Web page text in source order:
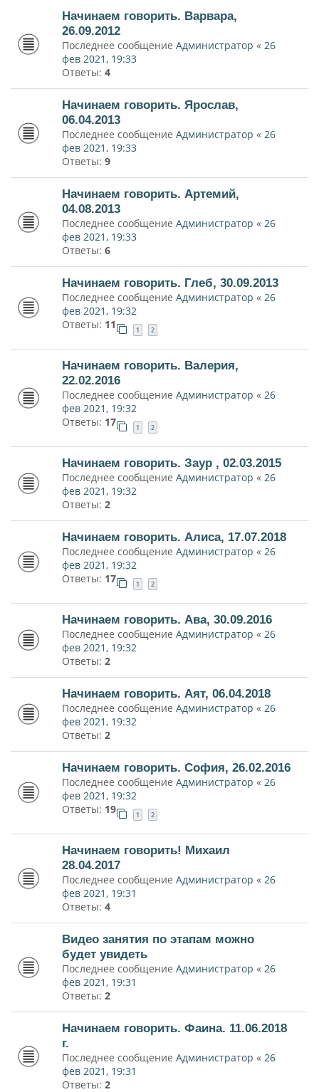
Начинаем говорить. Варвара,
26.09.2012
Последнее сообщение Администратор « 26
фев 2021, 19:33
Ответы: 4
Начинаем говорить. Ярослав,
06.04.2013
Последнее сообщение Администратор « 26
фев 2021, 19:33
Ответы: 9
Начинаем говорить. Артемий,
04.08.2013
Последнее сообщение Администратор « 26
фев 2021, 19:33
Ответы: 6
Начинаем говорить. Глеб, 30.09.2013
Последнее сообщение Администратор « 26
фев 2021, 19:32
Ответы: 11 1 2
Начинаем говорить. Валерия,
22.02.2016
Последнее сообщение Администратор « 26
фев 2021, 19:32
Ответы: 17 1 2
Начинаем говорить. Заур , 02.03.2015
Последнее сообщение Администратор « 26
фев 2021, 19:32
Ответы: 2
Начинаем говорить. Алиса, 17.07.2018
Последнее сообщение Администратор « 26
фев 2021, 19:32
Ответы: 17 1 2
Начинаем говорить. Ава, 30.09.2016
Последнее сообщение Администратор « 26
фев 2021, 19:32
Ответы: 2
Начинаем говорить. Аят, 06.04.2018
Последнее сообщение Администратор « 26
фев 2021, 19:32
Ответы: 2
Начинаем говорить. София, 26.02.2016
Последнее сообщение Администратор « 26
фев 2021, 19:32
Ответы: 19 1 2
Начинаем говорить! Михаил
28.04.2017
Последнее сообщение Администратор « 26
фев 2021, 19:31
Ответы: 4
Видео занятия по этапам можно
будет увидеть
Последнее сообщение Администратор « 26
фев 2021, 19:31
Ответы: 2
Начинаем говорить. Фаина. 11.06.2018
г.
Последнее сообщение Администратор « 26
фев 2021, 19:31
Ответы: 2